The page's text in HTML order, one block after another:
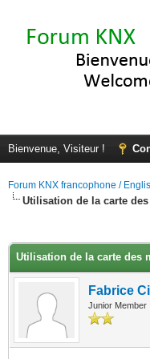
Bienvenue, Visiteur !
Forum KNX francophone /
Utilisation de la carte
Utilisation de la carte des
Fabrice
Junior Member